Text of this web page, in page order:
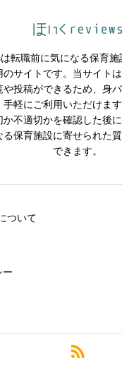
びください 
帰り仕事の少なさ
トル
かりやすいタイトルがお
転職前に気になる保育
のサイトです。当サイト
や投稿ができるため、身
手軽にご利用いただけま
か不適切かを確認した後
る保育施設に寄せられた
できます。
ついて
ー